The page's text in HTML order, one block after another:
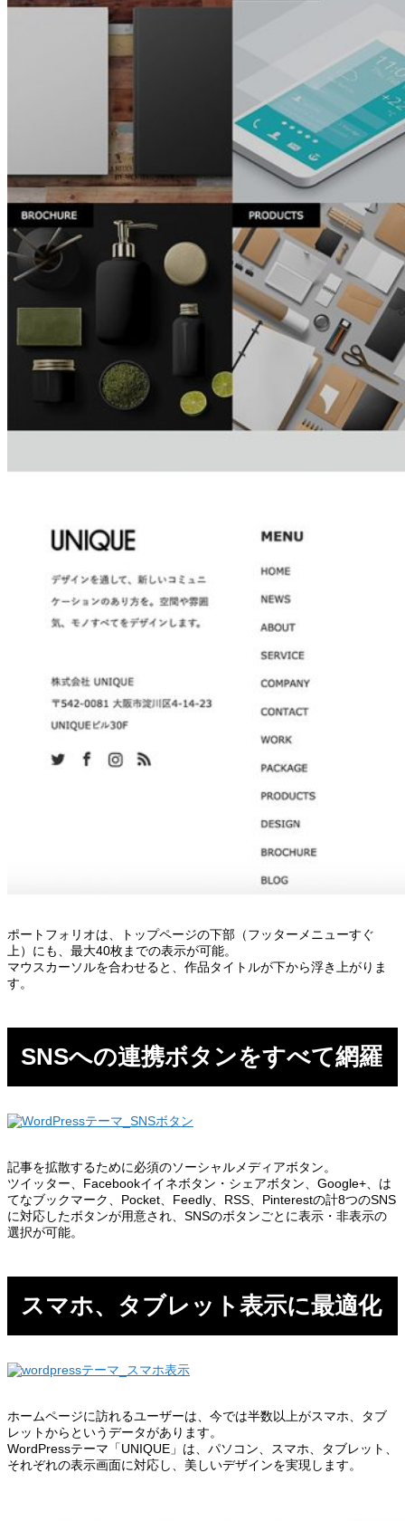
ポートフォリオは、トップページの下部（フッターメニューすぐ
上）にも、最大40枚までの表示が可能。
マウスカーソルを合わせると、作品タイトルが下から浮き上がりま
す。
SNSへの連携ボタンをすべて網羅
記事を拡散するために必須のソーシャルメディアボタン。
ツイッター、Facebookイイネボタン・シェアボタン、Google+、は
てなブックマーク、Pocket、Feedly、RSS、Pinterestの計8つのSNS
に対応したボタンが用意され、SNSのボタンごとに表示・非表示の
選択が可能。
スマホ、タブレット表示に最適化
ホームページに訪れるユーザーは、今では半数以上がスマホ、タブ
レットからというデータがあります。
WordPressテーマ「UNIQUE」は、パソコン、スマホ、タブレット、
それぞれの表示画面に対応し、美しいデザインを実現します。